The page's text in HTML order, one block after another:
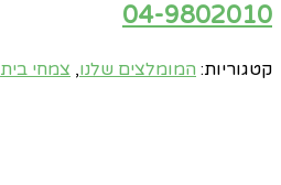
04-9802010
קטגוריות: המומלצים שלנו, צמחי בית